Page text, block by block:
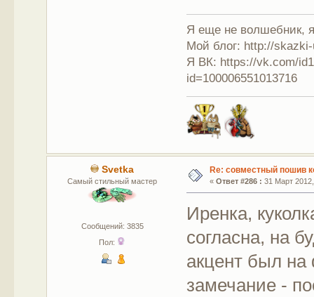
Я еще не волшебник,
Мой блог: http://
Я ВК: https://vk.com/
id=100006551013716
Svetka
Самый стильный мастер
Сообщений: 3835
Пол:
Re: совместный пошив
« Ответ #286 : 31 Март
Иренка,
согласна, на
акцент был на
замечание -